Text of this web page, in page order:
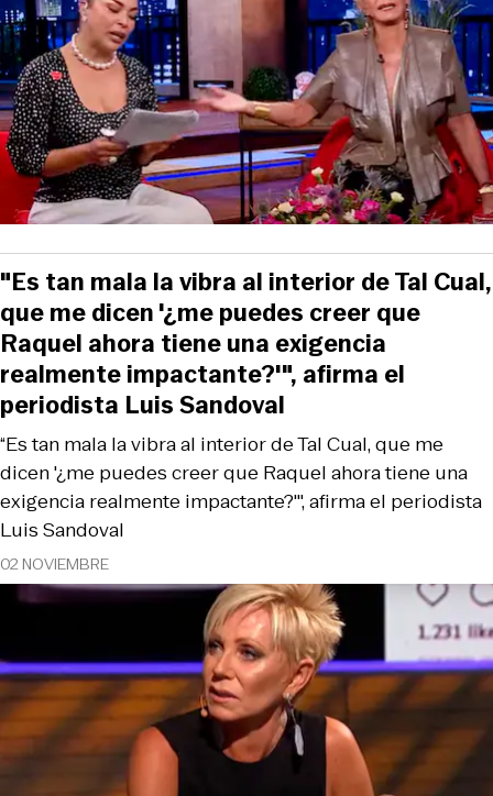
02 NOVIEMBRE
“Es tan mala la vibra al interior de Tal Cual, que me
dicen '¿me puedes creer que Raquel ahora tiene una
exigencia realmente impactante?'", afirma el periodista
Luis Sandoval
"Es tan mala la vibra al interior de Tal Cual,
que me dicen '¿me puedes creer que
Raquel ahora tiene una exigencia
realmente impactante?'", afirma el
periodista Luis Sandoval